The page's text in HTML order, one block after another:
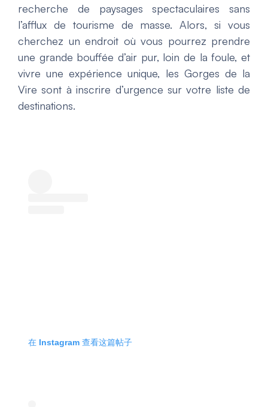
recherche de paysages spectaculaires sans
l’afflux de tourisme de masse. Alors, si vous
cherchez un endroit où vous pourrez prendre
une grande bouffée d’air pur, loin de la foule, et
vivre une expérience unique, les Gorges de la
Vire sont à inscrire d’urgence sur votre liste de
destinations.
在 Instagram 查看这篇帖子